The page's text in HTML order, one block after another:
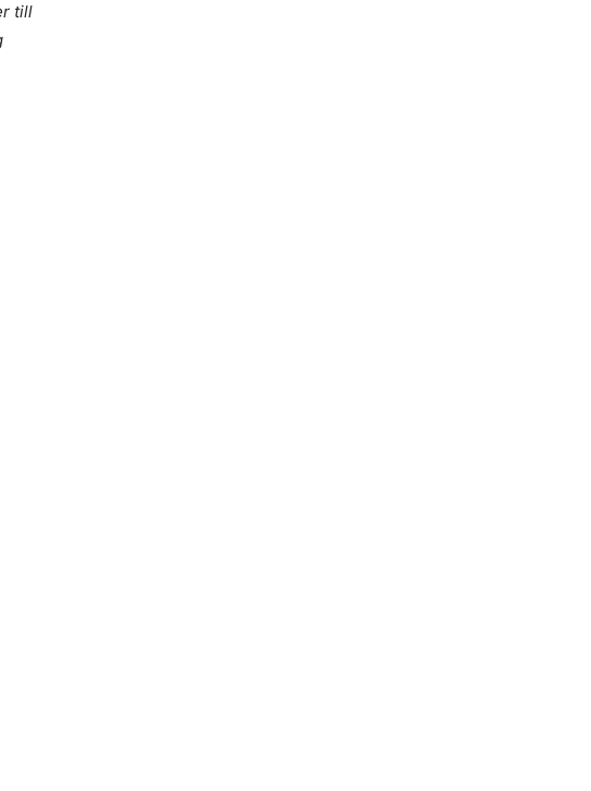
till